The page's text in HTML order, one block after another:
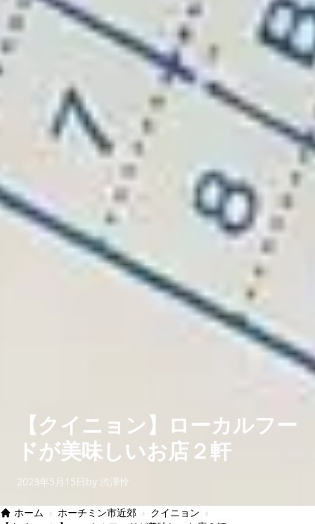
【クイニョン】ローカルフー
ドが美味しいお店２軒
2023年5月15日 by 渋澤怜
ホーム › ホーチミン市近郊 › クイニョン ›